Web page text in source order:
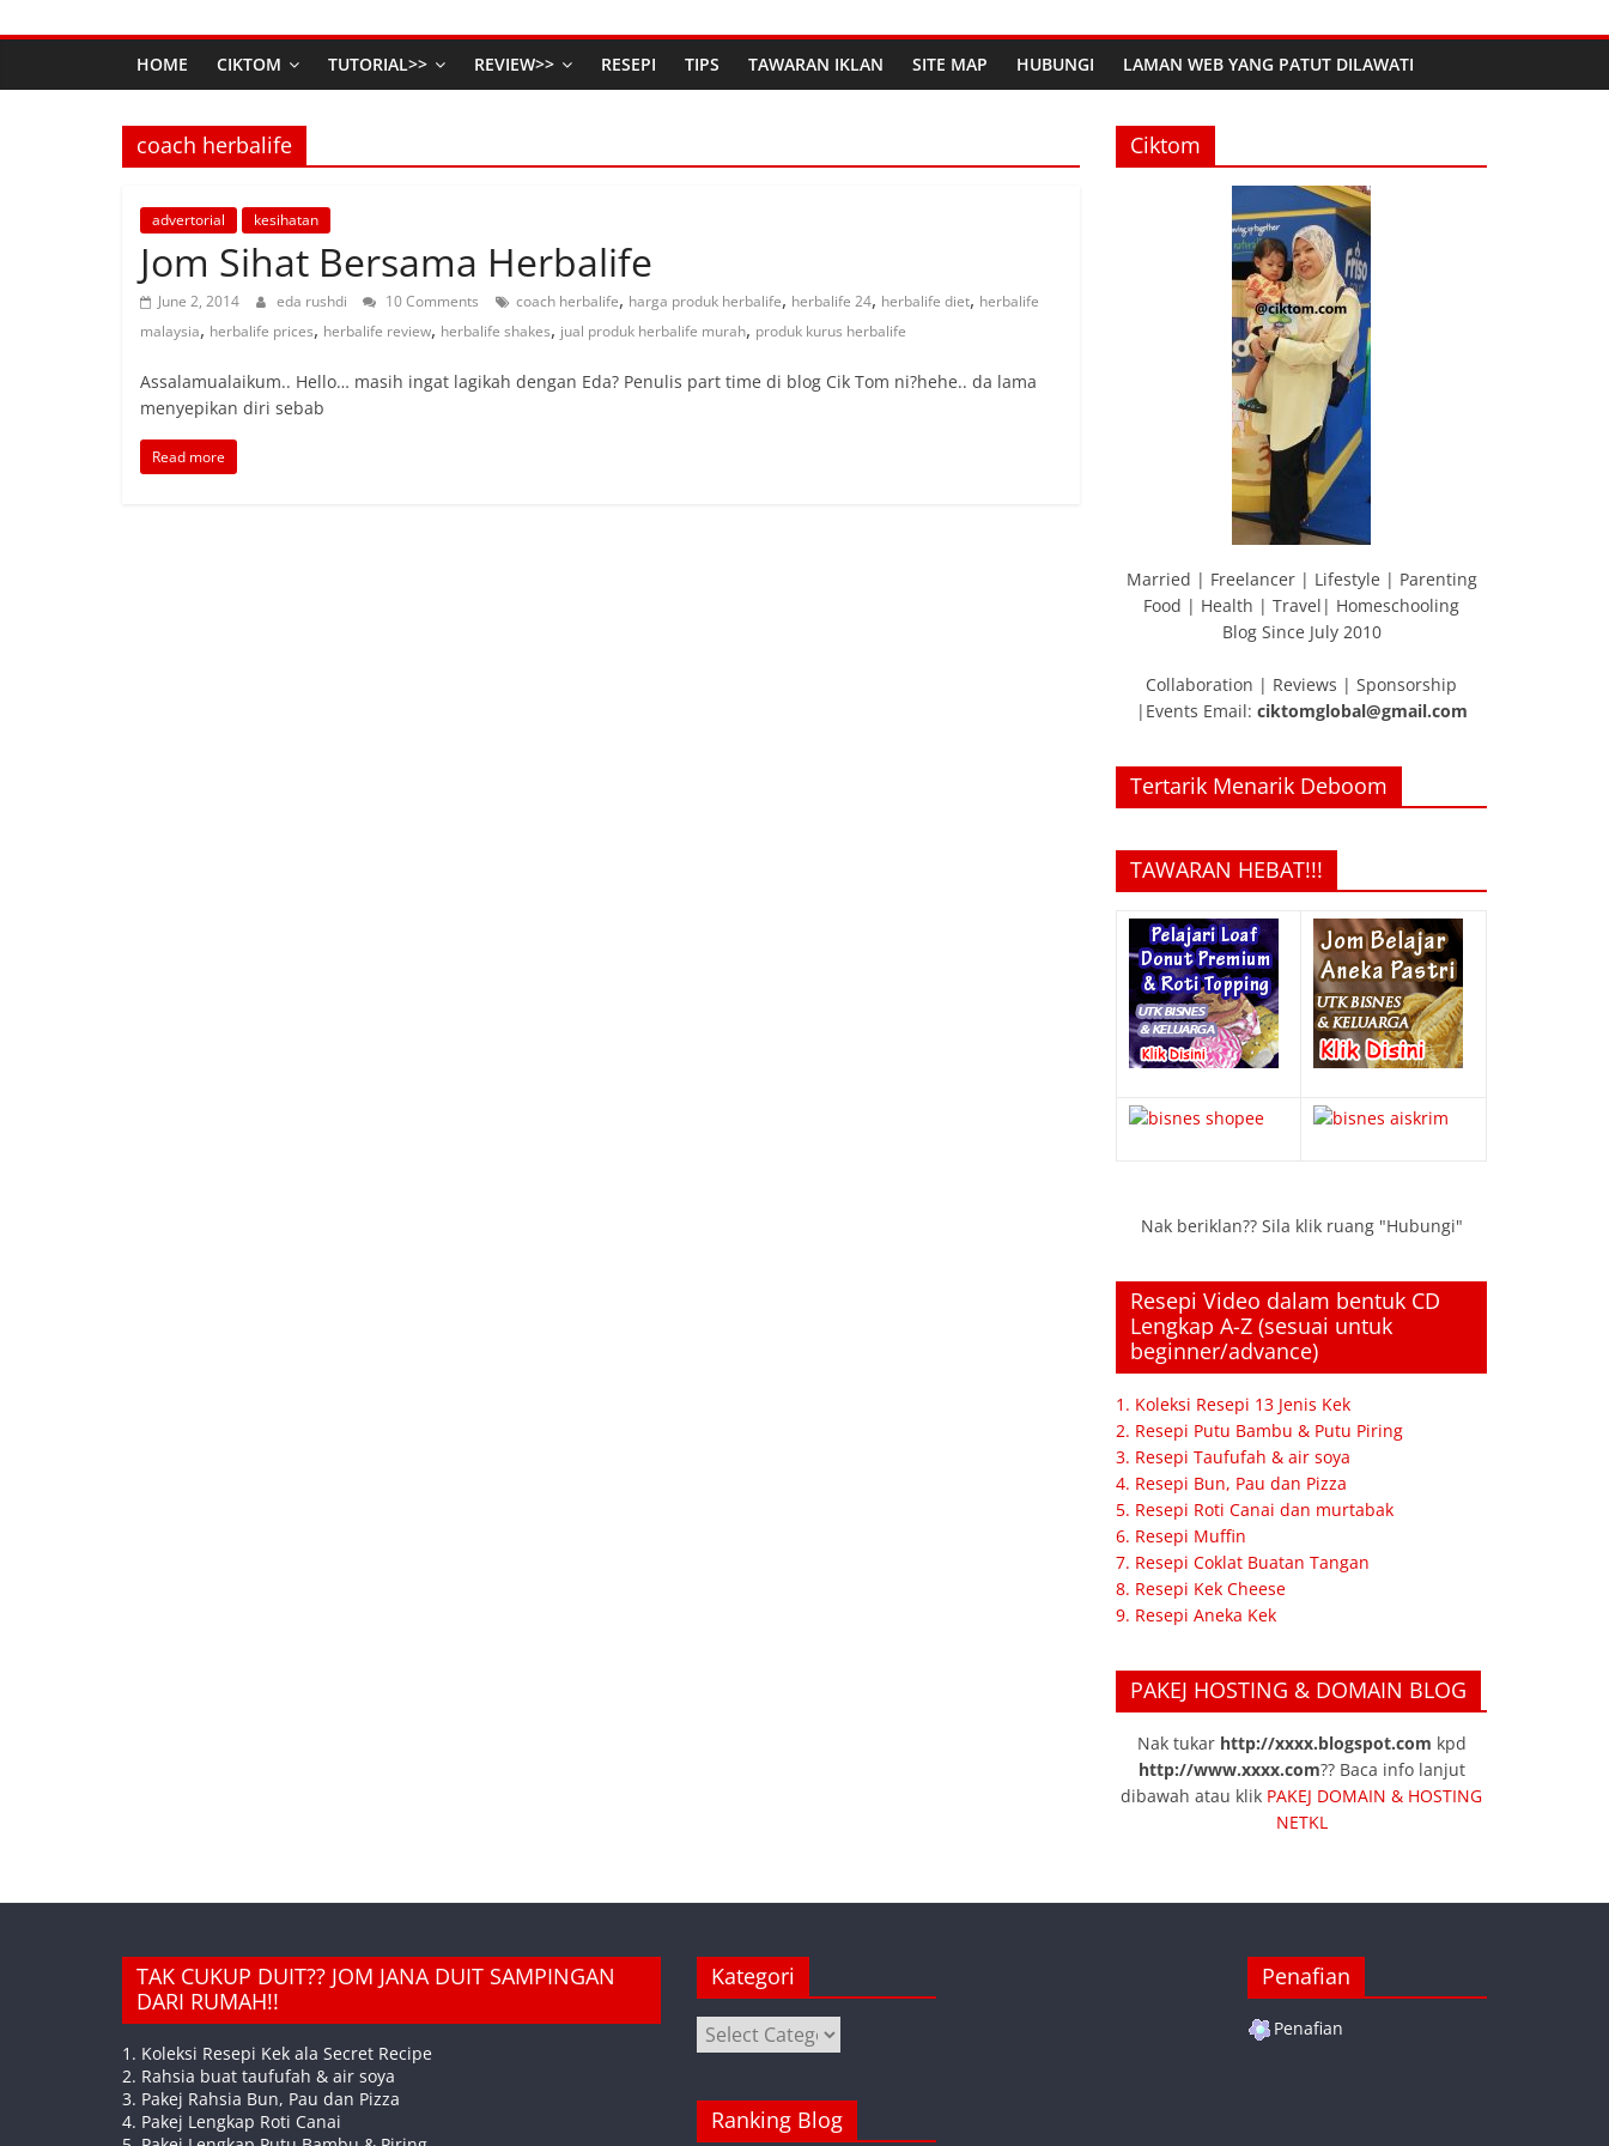
HOME CIKTOM TUTORIAL>> REVIEW>> RESEPI TIPS TAWARAN IKLAN SITE MAP HUBUNGI LAMAN WEB YANG PATUT DILAWATI
coach herbalife
advertorial kesihatan
Jom Sihat Bersama Herbalife
June 2, 2014 eda rushdi 10 Comments coach herbalife, harga produk herbalife, herbalife 24, herbalife diet, herbalife
malaysia, herbalife prices, herbalife review, herbalife shakes, jual produk herbalife murah, produk kurus herbalife
Assalamualaikum.. Hello… masih ingat lagikah dengan Eda? Penulis part time di blog Cik Tom ni?hehe.. da lama
menyepikan diri sebab
Read more
Ciktom
Married | Freelancer | Lifestyle | Parenting
Food | Health | Travel| Homeschooling
Blog Since July 2010
Collaboration | Reviews | Sponsorship
|Events Email: ciktomglobal@gmail.com
Tertarik Menarik Deboom
TAWARAN HEBAT!!!
Nak beriklan?? Sila klik ruang "Hubungi"
Resepi Video dalam bentuk CD
Lengkap A-Z (sesuai untuk
beginner/advance)
1. Koleksi Resepi 13 Jenis Kek
2. Resepi Putu Bambu & Putu Piring
3. Resepi Taufufah & air soya
4. Resepi Bun, Pau dan Pizza
5. Resepi Roti Canai dan murtabak
6. Resepi Muffin
7. Resepi Coklat Buatan Tangan
8. Resepi Kek Cheese
9. Resepi Aneka Kek
PAKEJ HOSTING & DOMAIN BLOG
Nak tukar http://xxxx.blogspot.com kpd
http://www.xxxx.com?? Baca info lanjut
dibawah atau klik PAKEJ DOMAIN & HOSTING
NETKL
TAK CUKUP DUIT?? JOM JANA DUIT SAMPINGAN
DARI RUMAH!!
1. Koleksi Resepi Kek ala Secret Recipe
2. Rahsia buat taufufah & air soya
3. Pakej Rahsia Bun, Pau dan Pizza
4. Pakej Lengkap Roti Canai
Kategori
Kategori
Ranking Blog
Penafian
Penafian